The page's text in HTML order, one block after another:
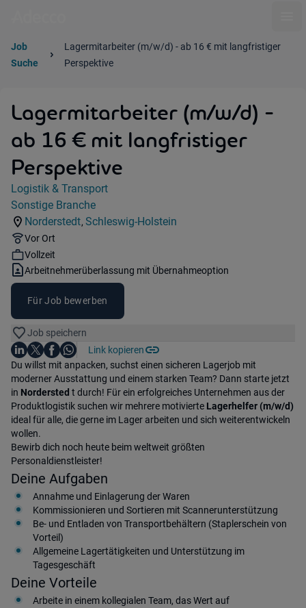
Job
Suche
Lagermitarbeiter (m/w/d) - ab 16 € mit langfristiger
Perspektive
Lagermitarbeiter (m/w/d) -
ab 16 € mit langfristiger
Perspektive
Jobdetails
Kategorie:
Logistik & Transport
Industry:
Sonstige Branche
Standorte:
Norderstedt,
Region:
Schleswig-Holstein
Remote Option:
Vor Ort
Workhours:
Vollzeit
Vertragsart:
Arbeitnehmerüberlassung mit Übernahmeoption
Für Job bewerben
Job speichern
Teile diesen Job
Auf LinkedIn teilen
Auf X teilen
Auf Facebook teilen
Auf WhatsApp teilen
Link kopieren
Einleitung
Du willst mit anpacken, suchst einen sicheren Lagerjob mit
moderner Ausstattung und einem starken Team? Dann starte jetzt
in Nordersted t durch! Für ein erfolgreiches Unternehmen aus der
Produktlogistik suchen wir mehrere motivierte Lagerhelfer (m/w/d)
ideal für alle, die gerne im Lager arbeiten und sich weiterentwickeln
wollen.
Bewirb dich noch heute beim weltweit größten
Personaldienstleister!
Deine Aufgaben
Annahme und Einlagerung der Waren
Kommissionieren und Sortieren mit Scannerunterstützung
Be- und Entladen von Transportbehältern (Staplerschein von
Vorteil)
Allgemeine Lagertätigkeiten und Unterstützung im
Tagesgeschäft
Deine Vorteile
Arbeite in einem kollegialen Team, das Wert auf